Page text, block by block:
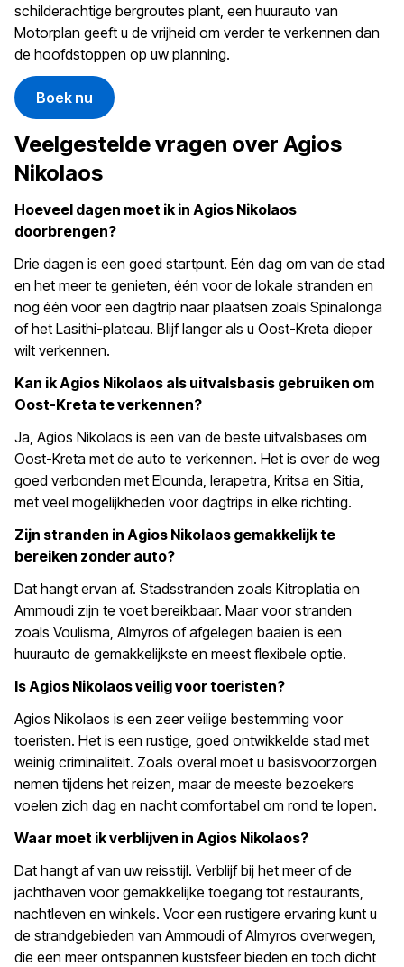
schilderachtige bergroutes plant, een huurauto van
Motorplan geeft u de vrijheid om verder te verkennen dan
de hoofdstoppen op uw planning.
Boek nu
Veelgestelde vragen over Agios
Nikolaos
Hoeveel dagen moet ik in Agios Nikolaos
doorbrengen?
Drie dagen is een goed startpunt. Eén dag om van de stad
en het meer te genieten, één voor de lokale stranden en
nog één voor een dagtrip naar plaatsen zoals Spinalonga
of het Lasithi-plateau. Blijf langer als u Oost-Kreta dieper
wilt verkennen.
Kan ik Agios Nikolaos als uitvalsbasis gebruiken om
Oost-Kreta te verkennen?
Ja, Agios Nikolaos is een van de beste uitvalsbases om
Oost-Kreta met de auto te verkennen. Het is over de weg
goed verbonden met Elounda, Ierapetra, Kritsa en Sitia,
met veel mogelijkheden voor dagtrips in elke richting.
Zijn stranden in Agios Nikolaos gemakkelijk te
bereiken zonder auto?
Dat hangt ervan af. Stadsstranden zoals Kitroplatia en
Ammoudi zijn te voet bereikbaar. Maar voor stranden
zoals Voulisma, Almyros of afgelegen baaien is een
huurauto de gemakkelijkste en meest flexibele optie.
Is Agios Nikolaos veilig voor toeristen?
Agios Nikolaos is een zeer veilige bestemming voor
toeristen. Het is een rustige, goed ontwikkelde stad met
weinig criminaliteit. Zoals overal moet u basisvoorzorgen
nemen tijdens het reizen, maar de meeste bezoekers
voelen zich dag en nacht comfortabel om rond te lopen.
Waar moet ik verblijven in Agios Nikolaos?
Dat hangt af van uw reisstijl. Verblijf bij het meer of de
jachthaven voor gemakkelijke toegang tot restaurants,
nachtleven en winkels. Voor een rustigere ervaring kunt u
de strandgebieden van Ammoudi of Almyros overwegen,
die een meer ontspannen kustsfeer bieden en toch dicht